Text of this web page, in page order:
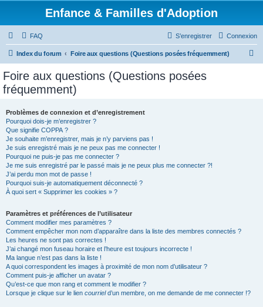
Enfance & Familles d'Adoption
FAQ Connexion
S’enregistrer
Index du forum Foire aux questions (Questions posées fréquemment)
Foire aux questions (Questions posées
fréquemment)
Problèmes de connexion et d’enregistrement
Pourquoi dois-je m’enregistrer ?
Que signifie COPPA ?
Je souhaite m’enregistrer, mais je n’y parviens pas !
Je suis enregistré mais je ne peux pas me connecter !
Pourquoi ne puis-je pas me connecter ?
Je me suis enregistré par le passé mais je ne peux plus me connecter ?!
J’ai perdu mon mot de passe !
Pourquoi suis-je automatiquement déconnecté ?
À quoi sert « Supprimer les cookies » ?
Paramètres et préférences de l’utilisateur
Comment modifier mes paramètres ?
Comment empêcher mon nom d’apparaître dans la liste des membres connectés ?
Les heures ne sont pas correctes !
J’ai changé mon fuseau horaire et l’heure est toujours incorrecte !
Ma langue n’est pas dans la liste !
A quoi correspondent les images à proximité de mon nom d’utilisateur ?
Comment puis-je afficher un avatar ?
Qu’est-ce que mon rang et comment le modifier ?
Lorsque je clique sur le lien courrield’un membre, on me demande de me connecter !?